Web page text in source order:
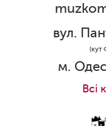
Ювілей Олени
Ювілей
вул.
(кут
м.
Всi